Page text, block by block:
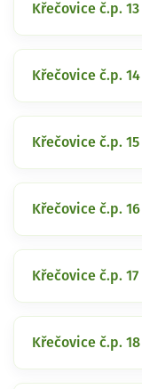
Křečovice č.p. 13
Křečovice č.p. 14
Křečovice č.p. 15
Křečovice č.p. 16
Křečovice č.p. 17
Křečovice č.p. 18